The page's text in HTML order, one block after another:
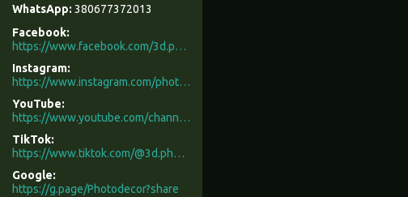
380677372013
Facebook
https://www.facebook.com/3d.photodecor/
Instagram
https://www.instagram.com/photodecor.com.ua/
YouTube
https://www.youtube.com/channel/UCXCUerfqRY1Pw7-IptdbqyA/videos
TikTok
https://www.tiktok.com/@3d.photodecor?is_from_webapp=1&sender_device=pc
Google
https://g.page/Photodecor?share